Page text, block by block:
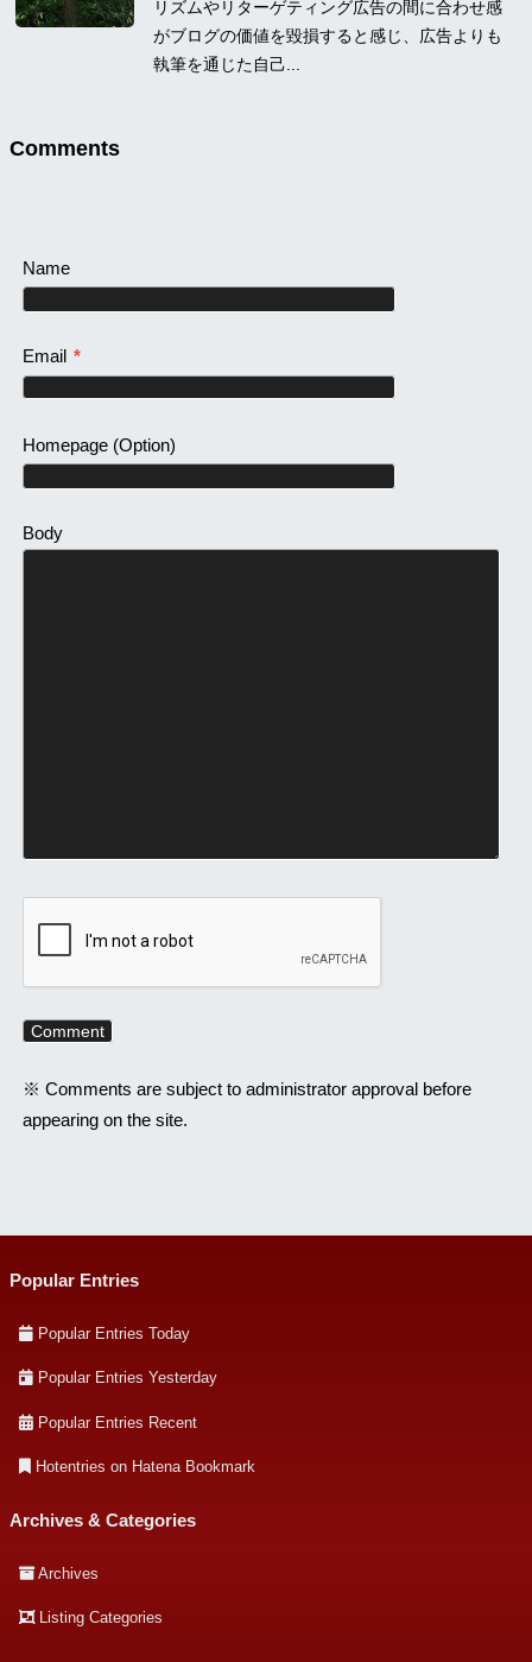
リズムやリターゲティング広告の間に合わせ感
がブログの価値を毀損すると感じ、広告よりも
執筆を通じた自己...
Comments
Name
Email *
Homepage(Option)
Body
※ Comments are subject to administrator approval before
appearing on the site.
Popular Entries
Popular Entries Today
Popular Entries Yesterday
Popular Entries Recent
Hotentries on Hatena Bookmark
Archives & Categories
Archives
Listing Categories